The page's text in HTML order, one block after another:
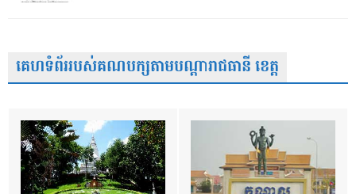
គេហទំព័ររបស់គណបក្សតាមបណ្តារាជធានី ខេត្ត